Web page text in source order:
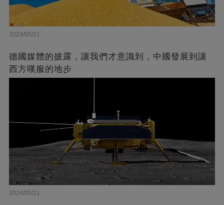
2024/05/21
德國媒體的披露，讓我們才意識到，中國發展到讓
西方嘆服的地步
2024/05/21